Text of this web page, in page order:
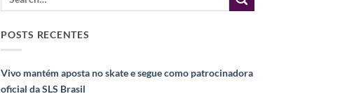
POSTS RECENTES
Vivo mantém aposta no skate e segue como patrocinadora
oficial da SLS Brasil